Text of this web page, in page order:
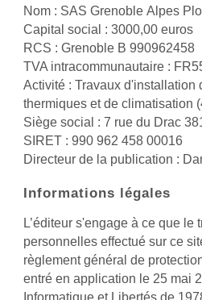
Nom : SAS GrenobleAlpes
Capital social : 3000,00 euros
RCS : Grenoble B 990962458
TVA intracommunautaire :
Activité : Travaux d'installation
thermiques et de climatisation
Siège social : 7 rue du Drac
SIRET : 990 962 458 00016
Directeur de la publication :
Informations légales
L’éditeur s'engage à ce que le
personnelles effectué sur ce
règlement général de
entré en application le 25 mai